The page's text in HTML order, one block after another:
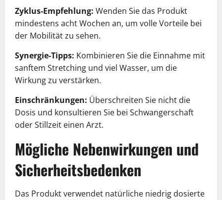
Zyklus-Empfehlung: Wenden Sie das Produkt
mindestens acht Wochen an, um volle Vorteile bei
der Mobilität zu sehen.
Synergie-Tipps: Kombinieren Sie die Einnahme mit
sanftem Stretching und viel Wasser, um die
Wirkung zu verstärken.
Einschränkungen: Überschreiten Sie nicht die
Dosis und konsultieren Sie bei Schwangerschaft
oder Stillzeit einen Arzt.
Mögliche Nebenwirkungen und
Sicherheitsbedenken
Das Produkt verwendet natürliche niedrig dosierte